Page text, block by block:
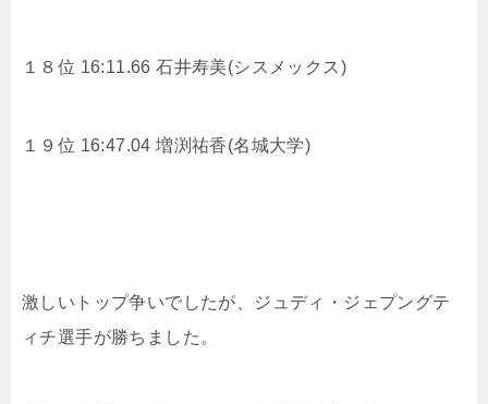
１８位 16:11.66石井寿美(シスメックス)
１９位 16:47.04増渕祐香(名城大学)
激しいトップ争いでしたが、ジュディ・ジェプングテ
ィチ選手が勝ちました。